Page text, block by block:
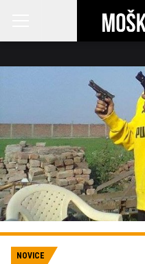
NOVICE